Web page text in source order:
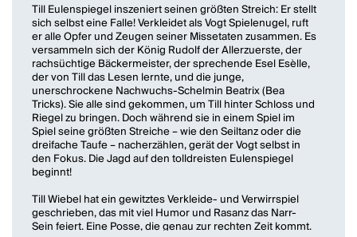
Till Eulenspiegel inszeniert seinen größten Streich: Er stellt
sich selbst eine Falle! Verkleidet als Vogt Spielenugel, ruft
er alle Opfer und Zeugen seiner Missetaten zusammen. Es
versammeln sich der König Rudolf der Allerzuerste, der
rachsüchtige Bäckermeister, der sprechende Esel Esèlle,
der von Till das Lesen lernte, und die junge,
unerschrockene Nachwuchs-Schelmin Beatrix (Bea
Tricks). Sie alle sind gekommen, um Till hinter Schloss und
Riegel zu bringen. Doch während sie in einem Spiel im
Spiel seine größten Streiche – wie den Seiltanz oder die
dreifache Taufe – nacherzählen, gerät der Vogt selbst in
den Fokus. Die Jagd auf den tolldreisten Eulenspiegel
beginnt!
Till Wiebel hat ein gewitztes Verkleide- und Verwirrspiel
geschrieben, das mit viel Humor und Rasanz das Narr-
Sein feiert. Eine Posse, die genau zur rechten Zeit kommt.